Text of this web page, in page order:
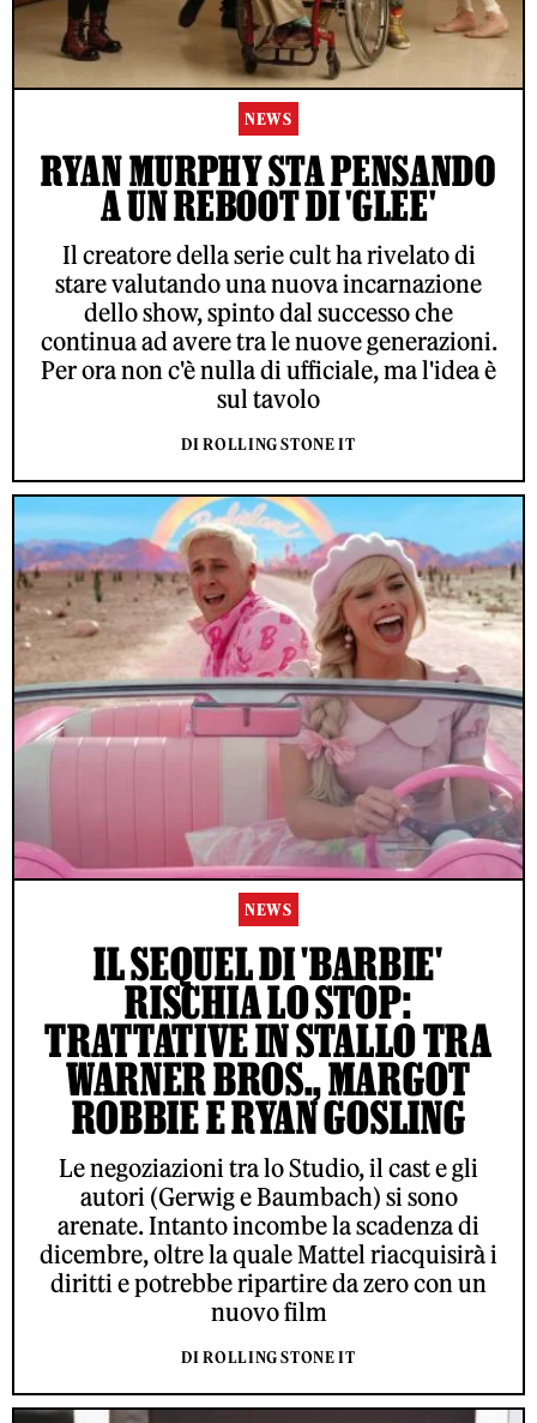
NEWS
RYAN MURPHY STA PENSANDO
A UN REBOOT DI 'GLEE'
Il creatore della serie cult ha rivelato di
stare valutando una nuova incarnazione
dello show, spinto dal successo che
continua ad avere tra le nuove generazioni.
Per ora non c'è nulla di ufficiale, ma l'idea è
sul tavolo
DI ROLLING STONE IT
NEWS
IL SEQUEL DI 'BARBIE'
RISCHIA LO STOP:
TRATTATIVE IN STALLO TRA
WARNER BROS., MARGOT
ROBBIE E RYAN GOSLING
Le negoziazioni tra lo Studio, il cast e gli
autori (Gerwig e Baumbach) si sono
arenate. Intanto incombe la scadenza di
dicembre, oltre la quale Mattel riacquisirà i
diritti e potrebbe ripartire da zero con un
nuovo film
DI ROLLING STONE IT